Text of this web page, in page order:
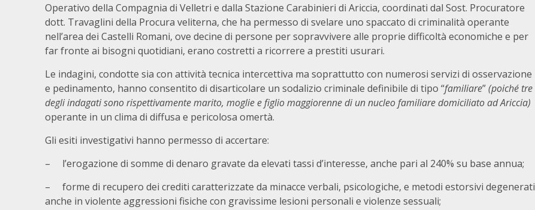
Operativo della Compagnia di Velletri e dalla Stazione Carabinieri di Ariccia, coordinati dal Sost. Procuratore
dott. Travaglini della Procura veliterna, che ha permesso di svelare uno spaccato di criminalità operante
nell’area dei Castelli Romani, ove decine di persone per sopravvivere alle proprie difficoltà economiche e per
far fronte ai bisogni quotidiani, erano costretti a ricorrere a prestiti usurari.
Le indagini, condotte sia con attività tecnica intercettiva ma soprattutto con numerosi servizi di osservazione
e pedinamento, hanno consentito di disarticolare un sodalizio criminale definibile di tipo “familiare”(poiché tre
degli indagati sono rispettivamente marito, moglie e figlio maggiorenne di un nucleo familiare domiciliato ad Ariccia)
operante in un clima di diffusa e pericolosa omertà.
Gli esiti investigativi hanno permesso di accertare:
– l’erogazione di somme di denaro gravate da elevati tassi d’interesse, anche pari al 240% su base annua;
– forme di recupero dei crediti caratterizzate da minacce verbali, psicologiche, e metodi estorsivi degenerati
anche in violente aggressioni fisiche con gravissime lesioni personali e violenze sessuali;